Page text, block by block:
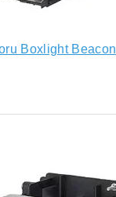
Boxlight Beacon